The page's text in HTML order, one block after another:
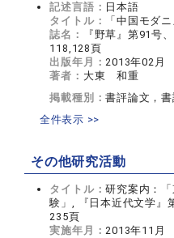
記述言語： 日本語
タイトル：
「中国モダ
誌名：
『野草』第91号
118,128頁
出版年月：2013年02月
著者： 大東 和重
掲載種別：書評論文，
全件表示 >>
その他研究活動
タイトル：研究案内：
験」, 『日本近代文学』
235頁
実施年月：2013年11月